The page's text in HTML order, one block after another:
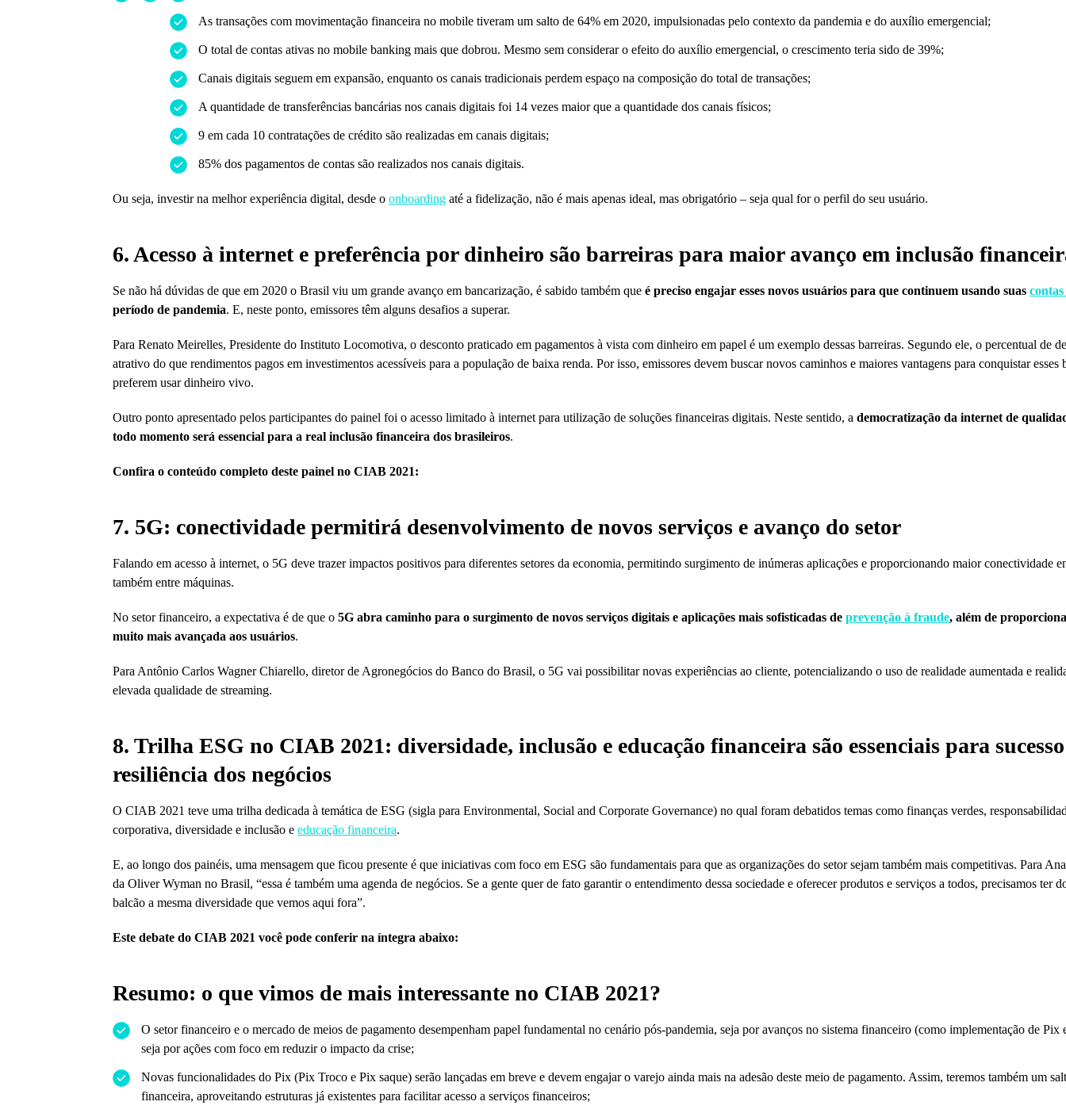
As transações com movimentação financeira no mobile tiveram um salto de 64% em 2020, impulsionadas pelo contexto da pandemia e do auxílio emergencial;
O total de contas ativas no mobile banking mais que dobrou. Mesmo sem considerar o efeito do auxílio emergencial, o crescimento teria sido de 39%;
Canais digitais seguem em expansão, enquanto os canais tradicionais perdem espaço na composição do total de transações;
A quantidade de transferências bancárias nos canais digitais foi 14 vezes maior que a quantidade dos canais físicos;
9 em cada 10 contratações de crédito são realizadas em canais digitais;
85% dos pagamentos de contas são realizados nos canais digitais.
Ou seja, investir na melhor experiência digital, desde oonboarding até a fidelização, não é mais apenas ideal, mas obrigatório – seja qual for o perfil do seu usuário.
6. Acesso à internet e preferência por dinheiro são barreiras para maior avanço em inclusão
Se não há dúvidas de que em 2020 o Brasil viu um grande avanço em bancarização, é sabido também queé preciso engajar esses novos usuários para que continuem usando suas
período de pandemia. E, neste ponto, emissores têm alguns desafios a superar.
Para Renato Meirelles, Presidente do Instituto Locomotiva, o desconto praticado em pagamentos à vista com dinheiro em papel é um exemplo dessas barreiras. Segundo ele, o percentual de
atrativo do que rendimentos pagos em investimentos acessíveis para a população de baixa renda. Por isso, emissores devem buscar novos caminhos e maiores vantagens para conquistar esses
preferem usar dinheiro vivo.
Outro ponto apresentado pelos participantes do painel foi o acesso limitado à internet para utilização de soluções financeiras digitais. Neste sentido, ademocratização da internet de
todo momento será essencial para a real inclusão financeira dos brasileiros.
Confira o conteúdo completo deste painel no CIAB 2021:
7. 5G: conectividade permitirá desenvolvimento de novos serviços e avanço do setor
Falando em acesso à internet, o 5G deve trazer impactos positivos para diferentes setores da economia, permitindo surgimento de inúmeras aplicações e proporcionando maior conectividade
também entre máquinas.
No setor financeiro, a expectativa é de que o5G abra caminho para o surgimento de novos serviços digitais e aplicações mais sofisticadas deprevenção à fraude, além de
muito mais avançada aos usuários.
Para Antônio Carlos Wagner Chiarello, diretor de Agronegócios do Banco do Brasil, o 5G vai possibilitar novas experiências ao cliente, potencializando o uso de realidade aumentada e
elevada qualidade de streaming.
8. Trilha ESG no CIAB 2021: diversidade, inclusão e educação financeira são essenciais para
resiliência dos negócios
O CIAB 2021 teve uma trilha dedicada à temática de ESG (sigla para Environmental, Social and Corporate Governance) no qual foram debatidos temas como finanças verdes,
corporativa, diversidade e inclusão eeducação financeira.
E, ao longo dos painéis, uma mensagem que ficou presente é que iniciativas com foco em ESG são fundamentais para que as organizações do setor sejam também mais competitivas. Para
da Oliver Wyman no Brasil, “essa é também uma agenda de negócios. Se a gente quer de fato garantir o entendimento dessa sociedade e oferecer produtos e serviços a todos, precisamos ter
balcão a mesma diversidade que vemos aqui fora”.
Este debate do CIAB 2021 você pode conferir na íntegra abaixo:
Resumo: o que vimos de mais interessante no CIAB 2021?
O setor financeiro e o mercado de meios de pagamento desempenham papel fundamental no cenário pós-pandemia, seja por avanços no sistema financeiro (como implementação de
seja por ações com foco em reduzir o impacto da crise;
Novas funcionalidades do Pix (Pix Troco e Pix saque) serão lançadas em breve e devem engajar o varejo ainda mais na adesão deste meio de pagamento. Assim, teremos também um
financeira, aproveitando estruturas já existentes para facilitar acesso a serviços financeiros;